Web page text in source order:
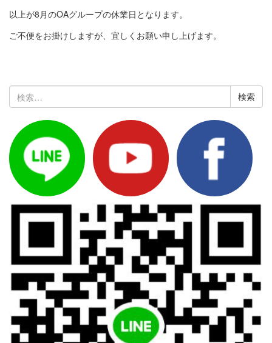
以上が8月のOAグループの休業日となります。
ご不便をお掛けしますが、宜しくお願い申し上げます。
索: